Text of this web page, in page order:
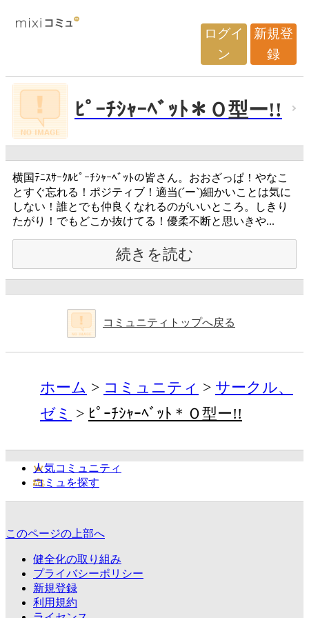
ログイ
ン
新規登
録
ﾋﾟｰﾁｼｬｰﾍﾞｯﾄ＊Ｏ型ー!!
横国ﾃﾆｽｻｰｸﾙﾋﾟｰﾁｼｬｰﾍﾞｯﾄの皆さん。おおざっぱ！やなこ
とすぐ忘れる！ポジティブ！適当(´ー`)細かいことは気に
しない！誰とでも仲良くなれるのがいいところ。しきり
たがり！でもどこか抜けてる！優柔不断と思いきや...
続きを読む
コミュニティトップへ戻る
ホーム コミュニティ
サークル、
ゼミ
ﾋﾟｰﾁｼｬｰﾍﾞｯﾄ＊Ｏ型ー!!
人気コミュニティ
コミュを探す
このページの上部へ
健全化の取り組み
プライバシーポリシー
新規登録
利用規約